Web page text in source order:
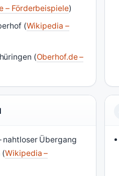
– Förderbeispiele)
(Wikipedia –
(Oberhof.de –
nahtloser Übergang
(Wikipedia –